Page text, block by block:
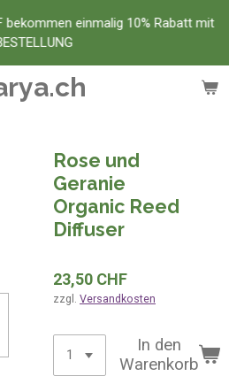
bekommen einmalig 10% Rabatt mit
Rose und
Geranie
Organic Reed
Diffuser
23,50 CHF
zzgl. Versandkosten
In den
Warenkorb